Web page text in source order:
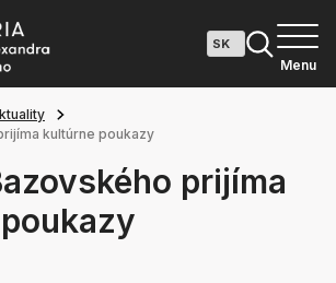
Menu
kultúrne poukazy
prijíma